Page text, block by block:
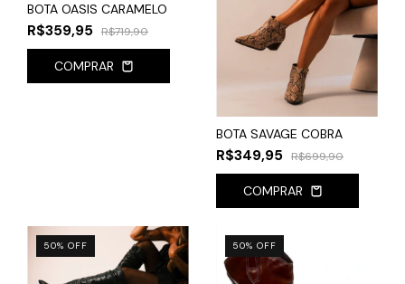
BOTA OASIS CARAMELO
R$359,95 R$719,90
COMPRAR
BOTA SAVAGE COBRA
R$349,95 R$699,90
COMPRAR
50% OFF 50% OFF